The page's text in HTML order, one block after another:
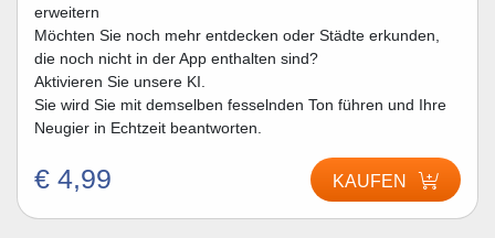
erweitern
Möchten Sie noch mehr entdecken oder Städte erkunden,
die noch nicht in der App enthalten sind?
Aktivieren Sie unsere KI.
Sie wird Sie mit demselben fesselnden Ton führen und Ihre
Neugier in Echtzeit beantworten.
€ 4,99 KAUFEN